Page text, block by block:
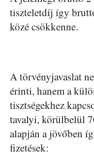
tiszteletdíj így
közé csökkenne.
A törvényjavaslat
érinti, hanem a
tisztségekhez
tavalyi, körülbelül
alapján a jövőben
fizetések: